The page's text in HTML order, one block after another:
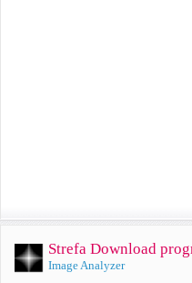
Strefa Download
Image Analyzer